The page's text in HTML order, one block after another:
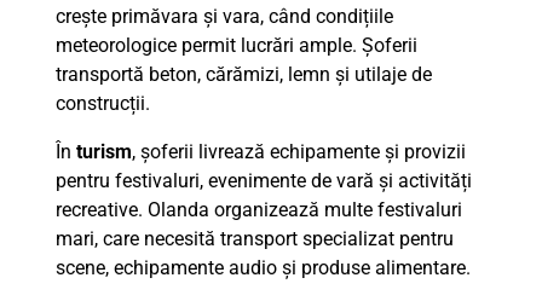
crește primăvara și vara, când condițiile
meteorologice permit lucrări ample. Șoferii
transportă beton, cărămizi, lemn și utilaje de
construcții.
În turism, șoferii livrează echipamente și provizii
pentru festivaluri, evenimente de vară și activități
recreative. Olanda organizează multe festivaluri
mari, care necesită transport specializat pentru
scene, echipamente audio și produse alimentare.